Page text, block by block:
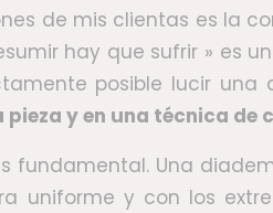
de mis clientas es la
hay que sufrir »
posible lucir
pieza y en una técnica de
fundamental. Una
uniforme y con los